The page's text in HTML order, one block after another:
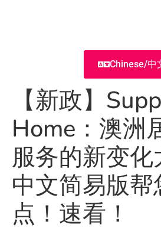
Chinese/中
【新政】
Home：澳洲
服务的新变化
中文简易版帮
点！速看！